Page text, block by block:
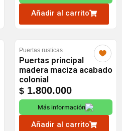
Añadir al carrito
Puertas rusticas
Puertas principal
madera maciza acabado
colonial
$ 1.800.000
Más información
Añadir al carrito